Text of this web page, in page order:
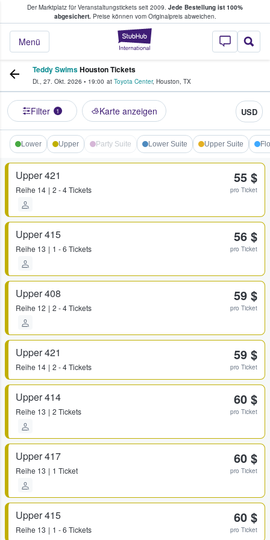
Der Marktplatz für Veranstaltungstickets seit 2009. Jede Bestellung ist 100%
abgesichert.Preise können vom Originalpreis abweichen.
StubHub - Wo
Menü
Tickets kaufen & verkaufen
Teddy SwimsHouston Tickets
Di., 27. Okt. 2026 • 19:00 at Toyota Center, Houston, TX
Filter 1 Karte anzeigen USD
Lower Upper Party Suite Lower Suite Upper Suite
Upper 421
Reihe 14 2 - 4 Tickets
55 $
pro Ticket
Upper 415
Reihe 13 1 - 6 Tickets
56 $
pro Ticket
Upper 408
Reihe 12 2 - 4 Tickets
59 $
pro Ticket
Upper 421
Reihe 14 2 - 4 Tickets
59 $
pro Ticket
Upper 414
Reihe 13 2 Tickets
60 $
pro Ticket
Upper 417
Reihe 13 1 Ticket
60 $
pro Ticket
Upper 415
Reihe 13 1 - 6 Tickets
60 $
pro Ticket